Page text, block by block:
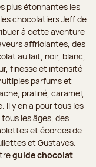
plus étonnantes les
chocolatiers Jeff de
à cette aventure
affriolantes, des
au lait, noir, blanc,
finesse et intensité
parfums et
praliné, caramel,
Il y en a pour tous les
les âges, des
et écorces de
et Gustaves.
guide chocolat